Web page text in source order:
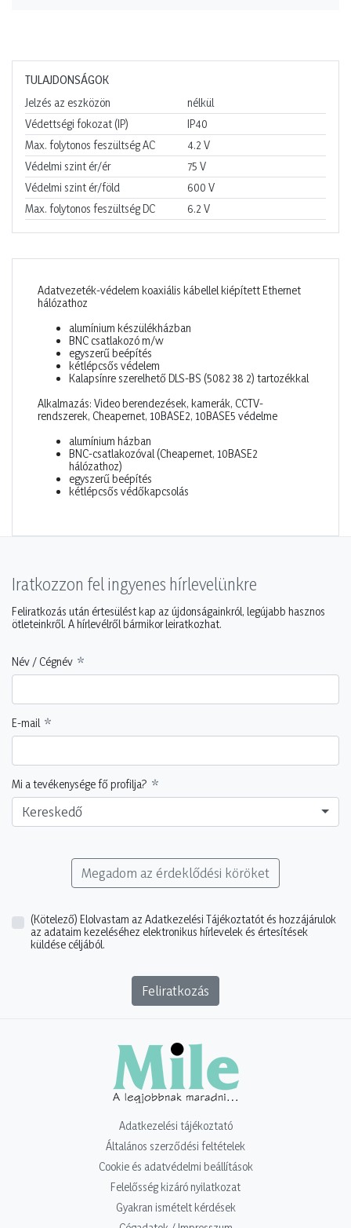
TULAJDONSÁGOK
Jelzés az eszközön
nélkül
Védettségi fokozat (IP)
IP40
Max. folytonos feszültség AC
4.2 V
Védelmi szint ér/ér
75 V
Védelmi szint ér/föld
600 V
Max. folytonos feszültség DC
6.2 V
Adatvezeték-védelem koaxiális kábellel kiépített Ethernet
hálózathoz
alumínium készülékházban
BNC csatlakozó m/w
egyszerű beépítés
kétlépcsős védelem
Kalapsínre szerelhető DLS-BS (5082 38 2) tartozékkal
Alkalmazás: Video berendezések, kamerák, CCTV-
rendszerek, Cheapernet, 10BASE2, 10BASE5 védelme
alumínium házban
BNC-csatlakozóval (Cheapernet, 10BASE2
hálózathoz)
egyszerű beépítés
kétlépcsős védőkapcsolás
Iratkozzon fel ingyenes hírlevelünkre
Feliratkozás után értesülést kap az újdonságainkról, legújabb hasznos
ötleteinkről. A hírlevélről bármikor leiratkozhat.
Név / Cégnév
E-mail
Mi a tevékenysége fő profilja?
Kereskedő
Megadom az érdeklődési köröket
(Kötelező) Elolvastam az Adatkezelési Tájékoztatót és hozzájárulok
az adataim kezeléséhez elektronikus hírlevelek és értesítések
küldése céljából.
Feliratkozás
Adatkezelési tájékoztató
Általános szerződési feltételek
Cookie és adatvédelmi beállítások
Felelősség kizáró nyilatkozat
Gyakran ismételt kérdések